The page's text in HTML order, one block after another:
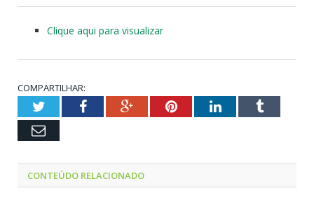
Clique aqui para visualizar
COMPARTILHAR:
TwitterFacebookGoogle+PinterestLinkedInTumblr
Email
CONTEÚDO RELACIONADO